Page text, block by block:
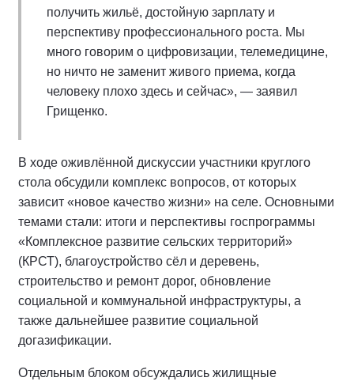
получить жильё, достойную зарплату и
перспективу профессионального роста. Мы
много говорим о цифровизации, телемедицине,
но ничто не заменит живого приема, когда
человеку плохо здесь и сейчас», — заявил
Грищенко.
В ходе оживлённой дискуссии участники круглого
стола обсудили комплекс вопросов, от которых
зависит «новое качество жизни» на селе. Основными
темами стали: итоги и перспективы госпрограммы
«Комплексное развитие сельских территорий»
(КРСТ), благоустройство сёл и деревень,
строительство и ремонт дорог, обновление
социальной и коммунальной инфраструктуры, а
также дальнейшее развитие социальной
догазификации.
Отдельным блоком обсуждались жилищные